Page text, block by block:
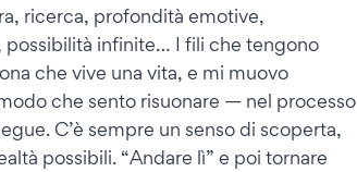
ricerca, profondità emotive,
possibilità infinite… I fili che tengono
che vive una vita, e mi muovo
che sento risuonare — nel processo
C’è sempre un senso di scoperta,
possibili. “Andare lì” e poi tornare